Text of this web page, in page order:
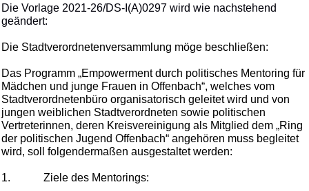
Die Vorlage 2021-26/DS-I(A)0297 wird wie nachstehend
geändert:
Die Stadtverordnetenversammlung möge beschließen:
Das Programm „Empowerment durch politisches Mentoring für
Mädchen und junge Frauen in Offenbach“, welches vom
Stadtverordnetenbüro organisatorisch geleitet wird und von
jungen weiblichen Stadtverordneten sowie politischen
Vertreterinnen, deren Kreisvereinigung als Mitglied dem „Ring
der politischen Jugend Offenbach“ angehören muss begleitet
wird, soll folgendermaßen ausgestaltet werden:
1. Ziele des Mentorings: